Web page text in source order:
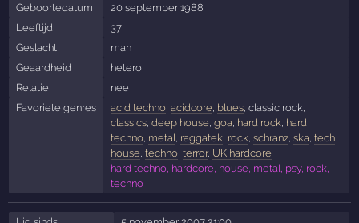
Geboortedatum
20 september 1988
Leeftijd
37
Geslacht
man
Geaardheid
hetero
Relatie
nee
Favoriete genres
acid techno, acidcore blues, classic rock,
classics, deep house goa hard rock, hard
techno, metal raggatek, rock, schranz, ska tech
house techno, terror, UK hardcore
hard techno, hardcore, house, metal, psy, rock,
techno